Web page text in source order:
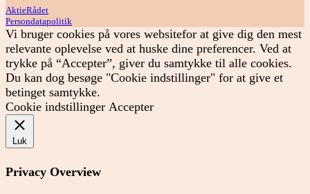
AktieRådet
Persondatapolitik
Vi bruger cookies på vores websitefor at give dig den mest
relevante oplevelse ved at huske dine preferencer. Ved at
trykke på “Accepter”, giver du samtykke til alle cookies.
Du kan dog besøge "Cookie indstillinger" for at give et
betinget samtykke.
Cookie indstillinger Accepter
Luk
Privacy Overview